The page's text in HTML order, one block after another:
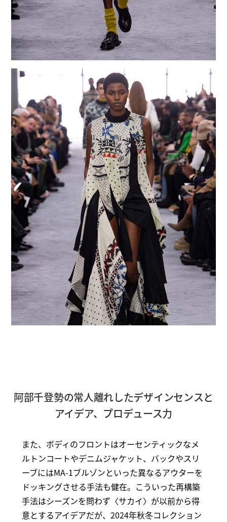
阿部千登勢の常人離れしたデザインセンスと
アイデア、プロデュース力
また、ボディのフロントはオーセンティックなメ
ルトンコートやデニムジャケット、バックやスリ
ーブにはMA-1ブルゾンといった異なるアウターを
ドッキングさせる手法も健在。こういった再構築
手法はシーズンを問わず〈サカイ〉が以前から得
意とするアイデアだが、2024年秋冬コレクション